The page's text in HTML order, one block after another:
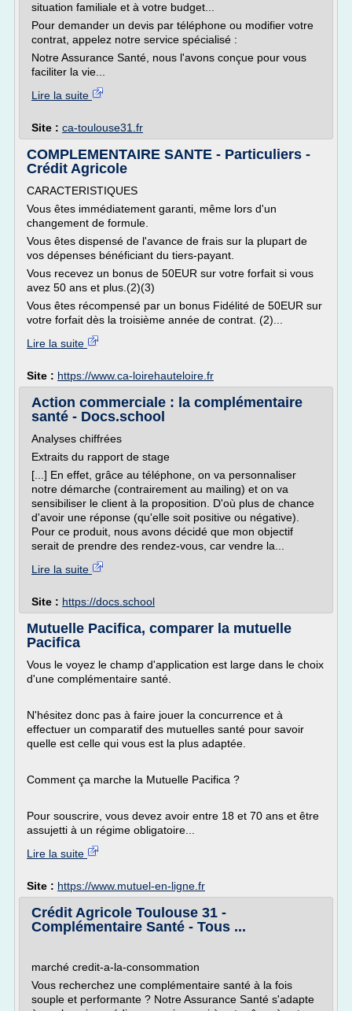
situation familiale et à votre budget...
Pour demander un devis par téléphone ou modifier votre
contrat, appelez notre service spécialisé :
Notre Assurance Santé, nous l'avons conçue pour vous
faciliter la vie...
Lire la suite
Site : ca-toulouse31.fr
COMPLEMENTAIRE SANTE - Particuliers -
Crédit Agricole
CARACTERISTIQUES
Vous êtes immédiatement garanti, même lors d'un
changement de formule.
Vous êtes dispensé de l'avance de frais sur la plupart de
vos dépenses bénéficiant du tiers-payant.
Vous recevez un bonus de 50EUR sur votre forfait si vous
avez 50 ans et plus.(2)(3)
Vous êtes récompensé par un bonus Fidélité de 50EUR sur
votre forfait dès la troisième année de contrat. (2)...
Lire la suite
Site : https://www.ca-loirehauteloire.fr
Action commerciale : la complémentaire
santé - Docs.school
Analyses chiffrées
Extraits du rapport de stage
[...] En effet, grâce au téléphone, on va personnaliser
notre démarche (contrairement au mailing) et on va
sensibiliser le client à la proposition. D'où plus de chance
d'avoir une réponse (qu'elle soit positive ou négative).
Pour ce produit, nous avons décidé que mon objectif
serait de prendre des rendez-vous, car vendre la...
Lire la suite
Site : https://docs.school
Mutuelle Pacifica, comparer la mutuelle
Pacifica
Vous le voyez le champ d'application est large dans le choix
d'une complémentaire santé.
N'hésitez donc pas à faire jouer la concurrence et à
effectuer un comparatif des mutuelles santé pour savoir
quelle est celle qui vous est la plus adaptée.
Comment ça marche la Mutuelle Pacifica ?
Pour souscrire, vous devez avoir entre 18 et 70 ans et être
assujetti à un régime obligatoire...
Lire la suite
Site : https://www.mutuel-en-ligne.fr
Crédit Agricole Toulouse 31 -
Complémentaire Santé - Tous ...
marché credit-a-la-consommation
Vous recherchez une complémentaire santé à la fois
souple et performante ? Notre Assurance Santé s'adapte